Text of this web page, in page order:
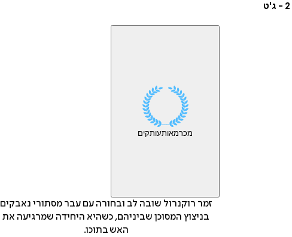
מכרמאותעותקים
זמר רוקנרול שובה לב ובחורה עם עבר מסתורי נאבקים
בניצוץ המסוכן שביניהם, כשהיא היחידה שמרגיעה את
האש בתוכו.